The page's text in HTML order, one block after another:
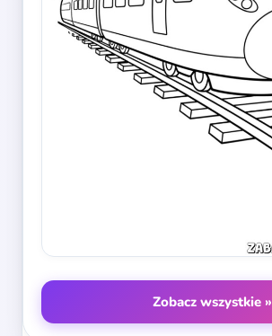
Zobacz wszystkie »